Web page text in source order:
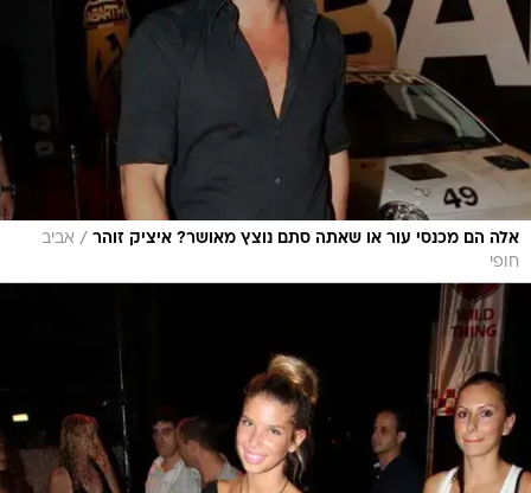
אלה הם מכנסי עור או שאתה סתם נוצץ מאושר? איציק זוהר / אביב
חופי